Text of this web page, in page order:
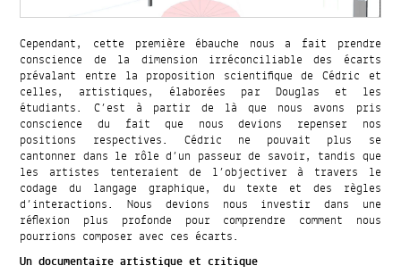
Cependant, cette première ébauche nous a fait prendre
conscience de la dimension irréconciliable des écarts
prévalant entre la proposition scientifique de Cédric et
celles, artistiques, élaborées par Douglas et les
étudiants. C’est à partir de là que nous avons pris
conscience du fait que nous devions repenser nos
positions respectives. Cédric ne pouvait plus se
cantonner dans le rôle d’un passeur de savoir, tandis que
les artistes tenteraient de l’objectiver à travers le
codage du langage graphique, du texte et des règles
d’interactions. Nous devions nous investir dans une
réflexion plus profonde pour comprendre comment nous
pourrions composer avec ces écarts.
Un documentaire artistique et critique